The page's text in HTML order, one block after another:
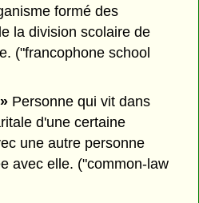
formé des
la division scolaire de
("francophone school
Personne qui vit dans
d'une certaine
une autre personne
avec elle. ("common-law